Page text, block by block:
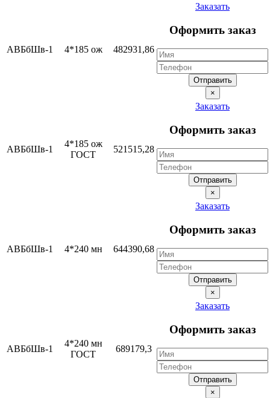
АВБбШв-1 4*185 ож 482931,86
Заказать
Оформить заказ
Отправить
×
АВБбШв-1
4*185 ож
ГОСТ
521515,28
Заказать
Оформить заказ
Отправить
×
АВБбШв-1 4*240 мн 644390,68
Заказать
Оформить заказ
Отправить
×
АВБбШв-1
4*240 мн
ГОСТ
689179,3
Заказать
Оформить заказ
Отправить
×